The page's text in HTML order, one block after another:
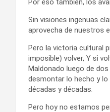
Sin visiones ingenuas
aprovecha de nuestros
Pero la victoria cultural
imposible) volver, Y si
Maldonado luego de
desmontar lo hecho y lo
décadas y décadas.
Pero hoy no estamos